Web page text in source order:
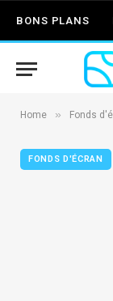
BONS PLANS
Home » Fonds
FONDS D'ÉCRAN